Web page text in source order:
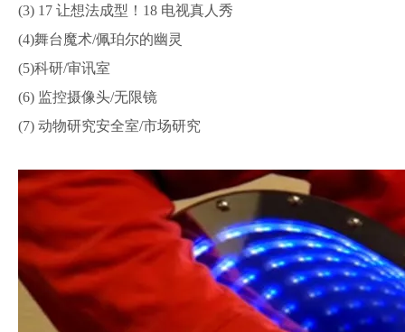
(3) 17 让想法成型！18 电视真人秀
(4)舞台魔术/佩珀尔的幽灵
(5)科研/审讯室
(6) 监控摄像头/无限镜
(7) 动物研究安全室/市场研究